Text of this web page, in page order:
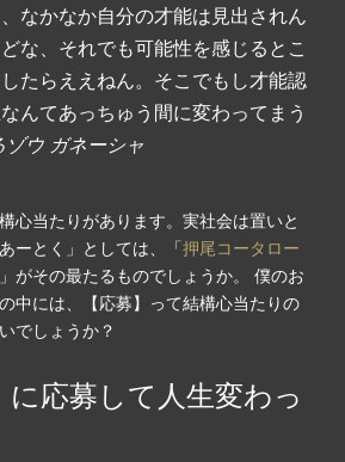
なかなか自分の才能は見出されん
な、それでも可能性を感じるとこ
たらええねん。そこでもし才能認
んてあっちゅう間に変わってまう
ウ ガネーシャ
心当たりがあります。実社会は置いと
ーとく」としては、「押尾コータロー
」がその最たるものでしょうか。 僕のお
中には、
【応募】
って結構心当たりの
でしょうか？
に応募して人生変わっ